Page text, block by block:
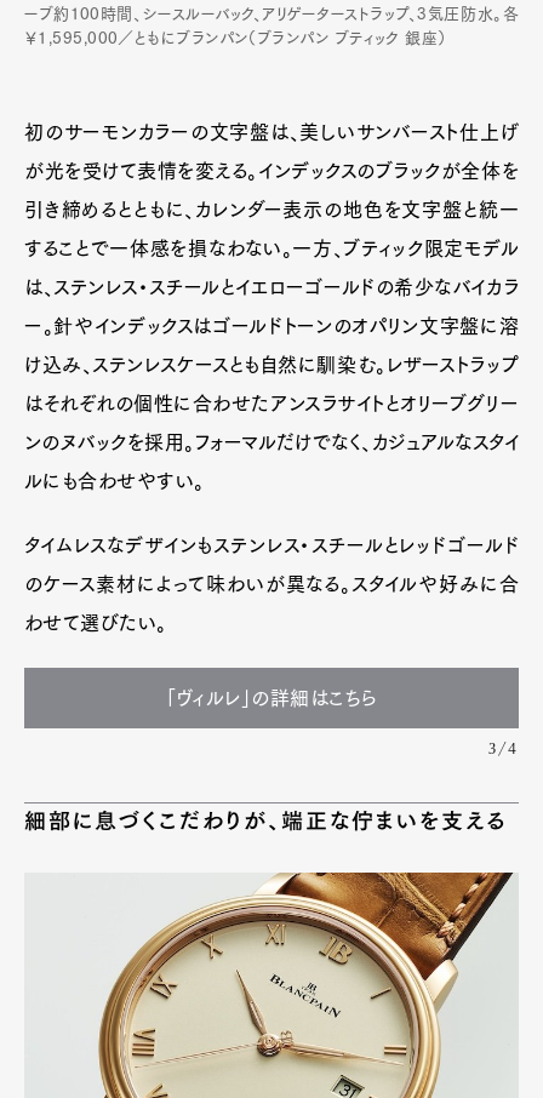
ーブ約100時間、シースルーバック、アリゲーターストラップ、3気圧防水。各
￥1,595,000／ともにブランパン（ブランパン ブティック 銀座）
初のサーモンカラーの文字盤は、美しいサンバースト仕上げ
が光を受けて表情を変える。インデックスのブラックが全体を
引き締めるとともに、カレンダー表示の地色を文字盤と統一
することで一体感を損なわない。一方、ブティック限定モデル
は、ステンレス・スチールとイエローゴールドの希少なバイカラ
ー。針やインデックスはゴールドトーンのオパリン文字盤に溶
け込み、ステンレスケースとも自然に馴染む。レザーストラップ
はそれぞれの個性に合わせたアンスラサイトとオリーブグリー
ンのヌバックを採用。フォーマルだけでなく、カジュアルなスタイ
ルにも合わせやすい。
タイムレスなデザインもステンレス・スチールとレッドゴールド
のケース素材によって味わいが異なる。スタイルや好みに合
わせて選びたい。
「ヴィルレ」の詳細はこちら
3/4
細部に息づくこだわりが、端正な佇まいを支える